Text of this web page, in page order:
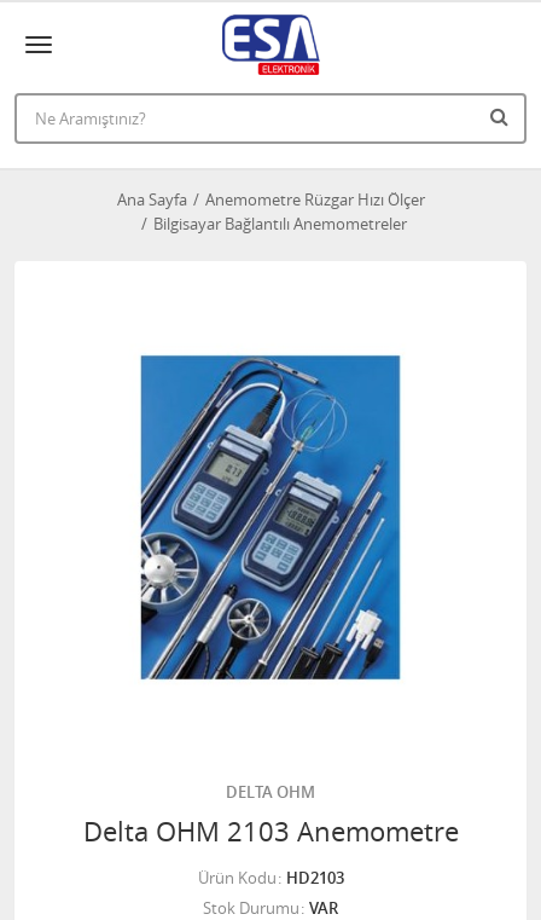
Ana Sayfa
Anemometre Rüzgar Hızı Ölçer
Bilgisayar Bağlantılı Anemometreler
DELTA OHM
Delta OHM 2103 Anemometre
Ürün Kodu HD2103
Stok Durumu VAR